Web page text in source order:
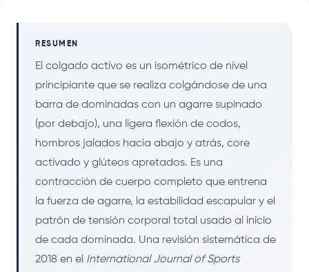
RESUMEN
El colgado activo es un isométrico de nivel
principiante que se realiza colgándose de una
barra de dominadas con un agarre supinado
(por debajo), una ligera flexión de codos,
hombros jalados hacia abajo y atrás, core
activado y glúteos apretados. Es una
contracción de cuerpo completo que entrena
la fuerza de agarre, la estabilidad escapular y el
patrón de tensión corporal total usado al inicio
de cada dominada. Una revisión sistemática de
2018 en el International Journal of Sports